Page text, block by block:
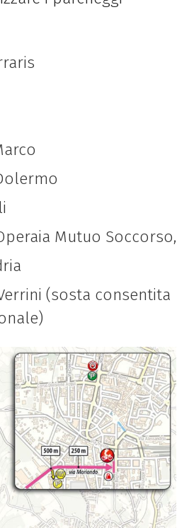
Mutuo Soccorso,
(sosta consentita